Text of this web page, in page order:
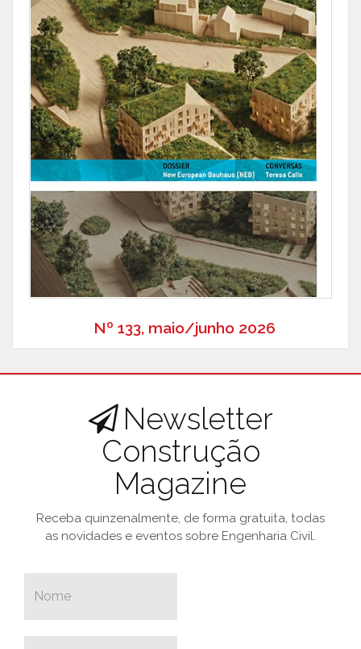
Nº 133, maio/junho 2026
Newsletter
Construção
Magazine
Receba quinzenalmente, de forma gratuita, todas
as novidades e eventos sobre Engenharia Civil.